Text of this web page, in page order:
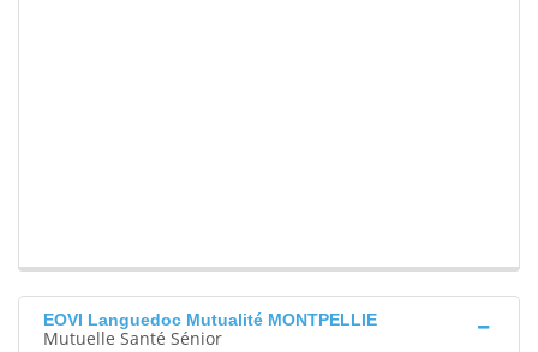
EOVI Languedoc Mutualité MONTPELLIE
Mutuelle Santé Sénior